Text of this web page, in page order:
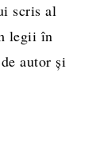
scris al
legii în
autor și